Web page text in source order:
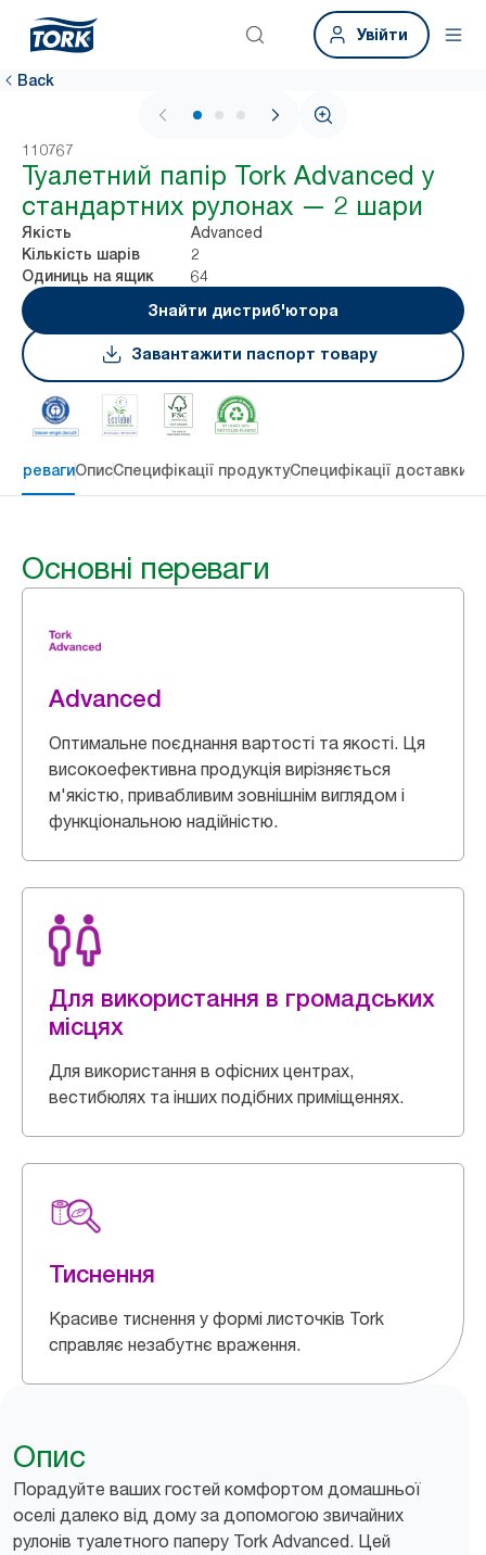
Увійти
Back
1 / 3
110767
Туалетний папір Tork Advanced у
стандартних рулонах — 2 шари
Якість Advanced
Кількість шарів 2
Одиниць на ящик
64
Знайти дистриб'ютора
Завантажити паспорт товару
перевагиОписСпецифікації продуктуСпецифікації доставки
Основні переваги
Advanced
Оптимальне поєднання вартості та якості. Ця
високоефективна продукція вирізняється
м'якістю, привабливим зовнішнім виглядом і
функціональною надійністю.
Для використання в громадських
місцях
Для використання в офісних центрах,
вестибюлях та інших подібних приміщеннях.
Тиснення
Красиве тиснення у формі листочків Tork
справляє незабутнє враження.
Опис
Порадуйте ваших гостей комфортом домашньої
оселі далеко від дому за допомогою звичайних
рулонів туалетного паперу Tork Advanced. Цей